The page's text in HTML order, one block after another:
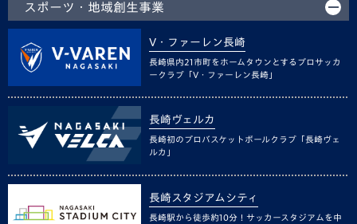
スポーツ・地域創生事業
V・ファーレン長崎
長崎県内21市町をホームタウンとするプロサッカ
ークラブ「V・ファーレン長崎」
長崎ヴェルカ
長崎初のプロバスケットボールクラブ「長崎ヴェ
ルカ」
長崎スタジアムシティ
長崎駅から徒歩約10分！サッカースタジアムを中